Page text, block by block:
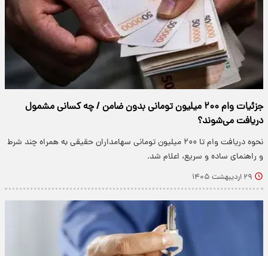
جزئیات وام ۲۰۰ میلیون تومانی بدون ضامن / چه کسانی مشمول
دریافت می‌شوند؟
نحوه دریافت وام تا ۲۰۰ میلیون تومانی سهامداران حقیقی به همراه چند شرط
و راهنمای ساده و سریع، اعلام شد.
۲۹ اردیبهشت ۱۴۰۵